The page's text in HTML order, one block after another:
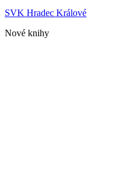
SVK Hradec Králové
Nové knihy